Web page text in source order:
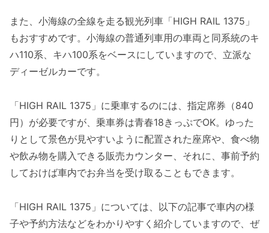
また、小海線の全線を走る観光列車「HIGH RAIL 1375」
もおすすめです。小海線の普通列車用の車両と同系統のキ
ハ110系、キハ100系をベースにしていますので、立派な
ディーゼルカーです。
「HIGH RAIL 1375」に乗車するのには、指定席券（840
円）が必要ですが、乗車券は青春18きっぷでOK。ゆった
りとして景色が見やすいように配置された座席や、食べ物
や飲み物を購入できる販売カウンター、それに、事前予約
しておけば車内でお弁当を受け取ることもできます。
「HIGH RAIL 1375」については、以下の記事で車内の様
子や予約方法などをわかりやすく紹介していますので、ぜ